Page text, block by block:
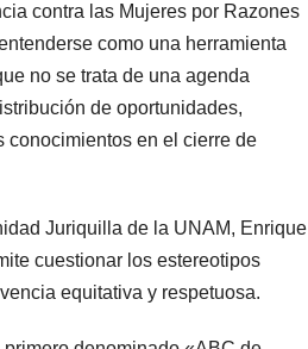
contra las Mujeres por Razones
como una herramienta
no se trata de una agenda
de oportunidades,
conocimientos en el cierre de
Juriquilla de la UNAM, Enrique
cuestionar los estereotipos
equitativa y respetuosa.